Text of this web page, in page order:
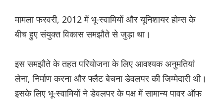
मामला फरवरी, 2012 में भू-स्वामियों और यूनिशायर होम्स के
बीच हुए संयुक्त विकास समझौते से जुड़ा था।
इस समझौते के तहत परियोजना के लिए आवश्यक अनुमतियां
लेना, निर्माण करना और फ्लैट बेचना डेवलपर की जिम्मेदारी थी।
इसके लिए भू-स्वामियों ने डेवलपर के पक्ष में सामान्य पावर ऑफ